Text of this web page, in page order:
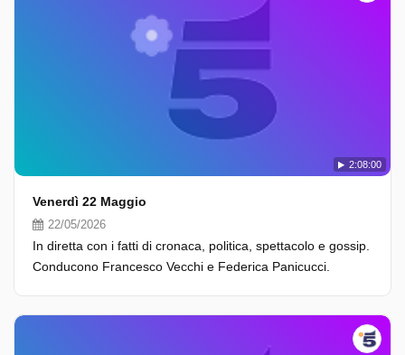
2:08:00
Venerdì 22 Maggio
22/05/2026
In diretta con i fatti di cronaca, politica, spettacolo e gossip.
Conducono Francesco Vecchi e Federica Panicucci.